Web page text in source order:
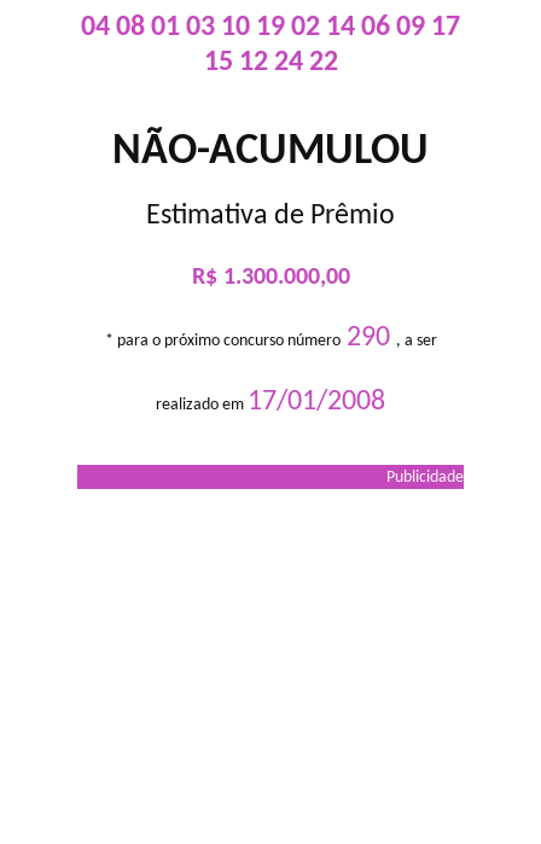
04 08 01 03 10 19 02 14 06 09 17
15 12 24 22
NÃO-ACUMULOU
Estimativa de Prêmio
R$ 1.300.000,00
* para o próximo concurso número290 , a ser
realizado em 17/01/2008
Publicidade